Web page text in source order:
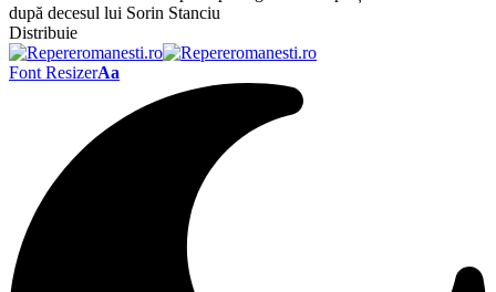
după decesul lui Sorin Stanciu
Distribuie
Font ResizerAa